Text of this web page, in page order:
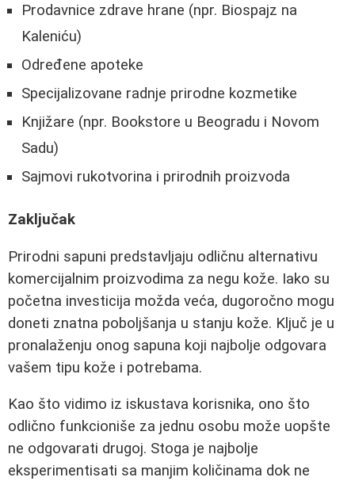
Prodavnice zdrave hrane (npr. Biospajz na
Kaleniću)
Određene apoteke
Specijalizovane radnje prirodne kozmetike
Knjižare (npr. Bookstore u Beogradu i Novom
Sadu)
Sajmovi rukotvorina i prirodnih proizvoda
Zaključak
Prirodni sapuni predstavljaju odličnu alternativu
komercijalnim proizvodima za negu kože. Iako su
početna investicija možda veća, dugoročno mogu
doneti znatna poboljšanja u stanju kože. Ključ je u
pronalaženju onog sapuna koji najbolje odgovara
vašem tipu kože i potrebama.
Kao što vidimo iz iskustava korisnika, ono što
odlično funkcioniše za jednu osobu može uopšte
ne odgovarati drugoj. Stoga je najbolje
eksperimentisati sa manjim količinama dok ne